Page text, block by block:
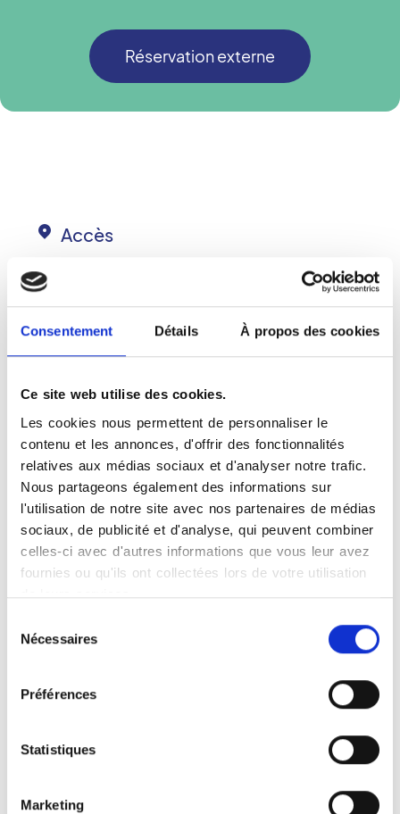
Consentement Détails À propos des cookies
Ce site web utilise des cookies.
Les cookies nous permettent de personnaliser le
contenu et les annonces, d'offrir des fonctionnalités
relatives aux médias sociaux et d'analyser notre trafic.
Nous partageons également des informations sur
l'utilisation de notre site avec nos partenaires de médias
sociaux, de publicité et d'analyse, qui peuvent combiner
celles-ci avec d'autres informations que vous leur avez
fournies ou qu'ils ont collectées lors de votre utilisation
de leurs services.
Nécessaires
Préférences
Statistiques
Marketing
Réservation externe
Accès
×
Leaflet |©OpenStreetMapcontributors
Photographies